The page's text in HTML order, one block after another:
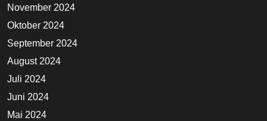
November 2024
Oktober 2024
September 2024
August 2024
Juli 2024
Juni 2024
Mai 2024